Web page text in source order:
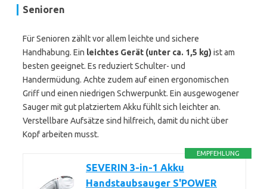
Senioren
Für Senioren zählt vor allem leichte und sichere
Handhabung. Ein leichtes Gerät (unter ca. 1,5 kg) ist am
besten geeignet. Es reduziert Schulter- und
Handermüdung. Achte zudem auf einen ergonomischen
Griff und einen niedrigen Schwerpunkt. Ein ausgewogener
Sauger mit gut platziertem Akku fühlt sich leichter an.
Verstellbare Aufsätze sind hilfreich, damit du nicht über
Kopf arbeiten musst.
EMPFEHLUNG
SEVERIN 3-in-1 Akku
Handstaubsauger S'POWER